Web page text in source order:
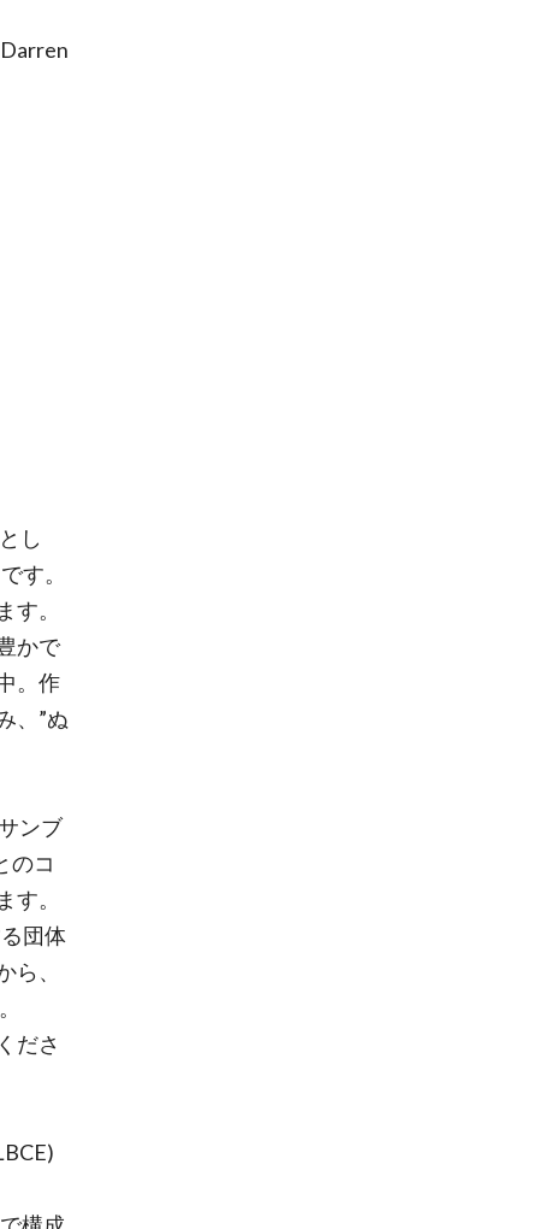
し
す。
す。
かで
。作
、”ぬ
ンブ
のコ
。
団体
、
ださ